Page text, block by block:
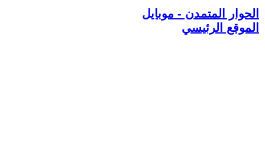
الحوار المتمدن - موبايل
الموقع الرئيسي